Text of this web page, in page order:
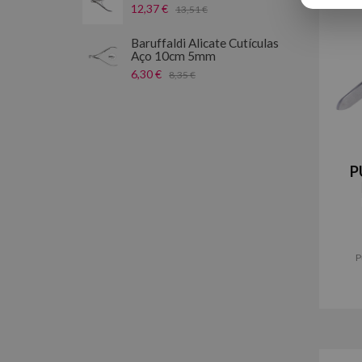
12,37 € 13,51 €
Baruffaldi Alicate Cutículas
Aço 10cm 5mm
6,30 € 8,35 €